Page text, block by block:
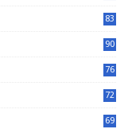
83
90
76
72
69